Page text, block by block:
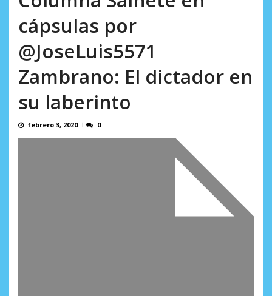
cápsulas por
@JoseLuis5571
Zambrano: El dictador en
su laberinto
febrero 3, 2020 0